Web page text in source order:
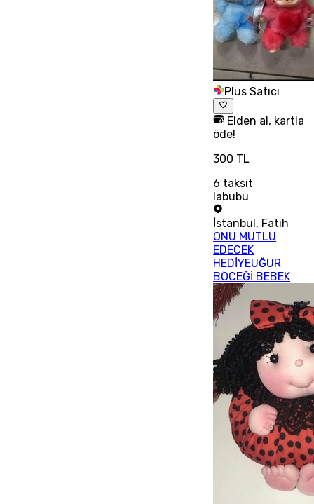
Plus Satıcı
Elden al, kartla
öde!
300 TL
6 taksit
labubu
İstanbul , Fatih
ONU MUTLU
EDECEK
HEDİYEUĞUR
BÖCEĞİ BEBEK